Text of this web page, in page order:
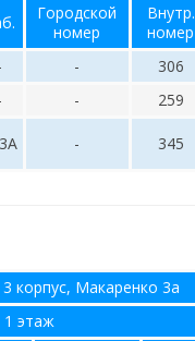
Городской
номер
Внутр.
номер
- 306
- 259
- 345
корпус, Макаренко 3а
1 этаж